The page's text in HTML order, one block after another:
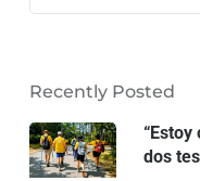
Recently Posted
“Estoy
dos